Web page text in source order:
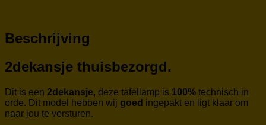
Beschrijving
2dekansje thuisbezorgd.
Dit is een 2dekansje, deze tafellamp is 100% technisch in
orde. Dit model hebben wij goed ingepakt en ligt klaar om
naar jou te versturen.